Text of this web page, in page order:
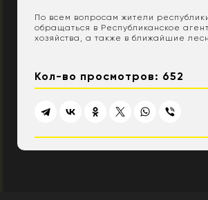
По всем вопросам жители
обращаться в Республиканское
хозяйства, а также в ближайшие
Кол-во просмотров: 652